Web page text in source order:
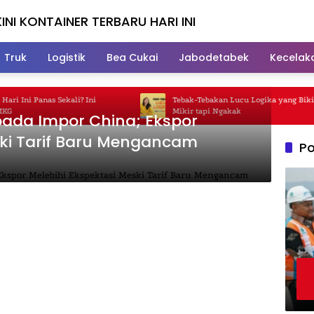
KONTAINER TERBARU HARI INI
Truk Logistik Bea Cukai Jabodetabek
Ini Panas Sekali? Ini
Tebak-Tebakan Lucu Logika yang Bikin
Mikir tapi Ngakak
Impor China; Ekspor
Tarif Baru Mengancam